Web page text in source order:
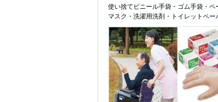
使い捨てビニール手袋・ゴム手袋・
マスク・洗濯用洗剤・トイレットペ